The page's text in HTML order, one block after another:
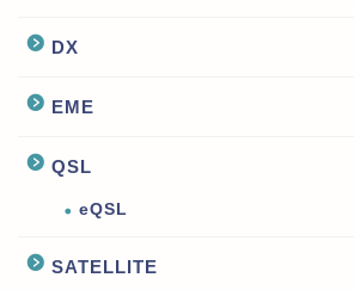
DX
EME
QSL
eQSL
SATELLITE